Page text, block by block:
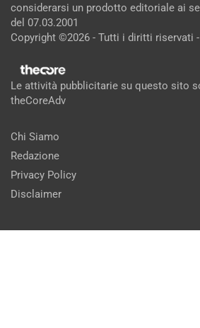
considerarsi un prodotto editoriale ai
del 07.03.2001
Copyright ©2026 - Tutti i diritti riservati -
Le attività pubblicitarie su questo sito
theCoreAdv
Chi Siamo
Redazione
Privacy Policy
Disclaimer